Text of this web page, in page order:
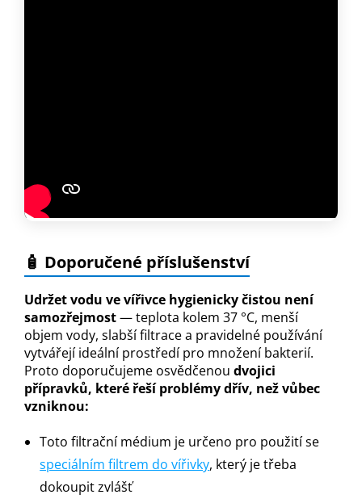
🧴 Doporučené příslušenství
Udržet vodu ve vířivce hygienicky čistou není
samozřejmost— teplota kolem 37 °C, menší
objem vody, slabší filtrace a pravidelné používání
vytvářejí ideální prostředí pro množení bakterií.
Proto doporučujeme osvědčenou dvojici
přípravků, které řeší problémy dřív, než vůbec
vzniknou:
Toto filtrační médium je určeno pro použití se
speciálním filtrem do vířivky, který je třeba
dokoupit zvlášť